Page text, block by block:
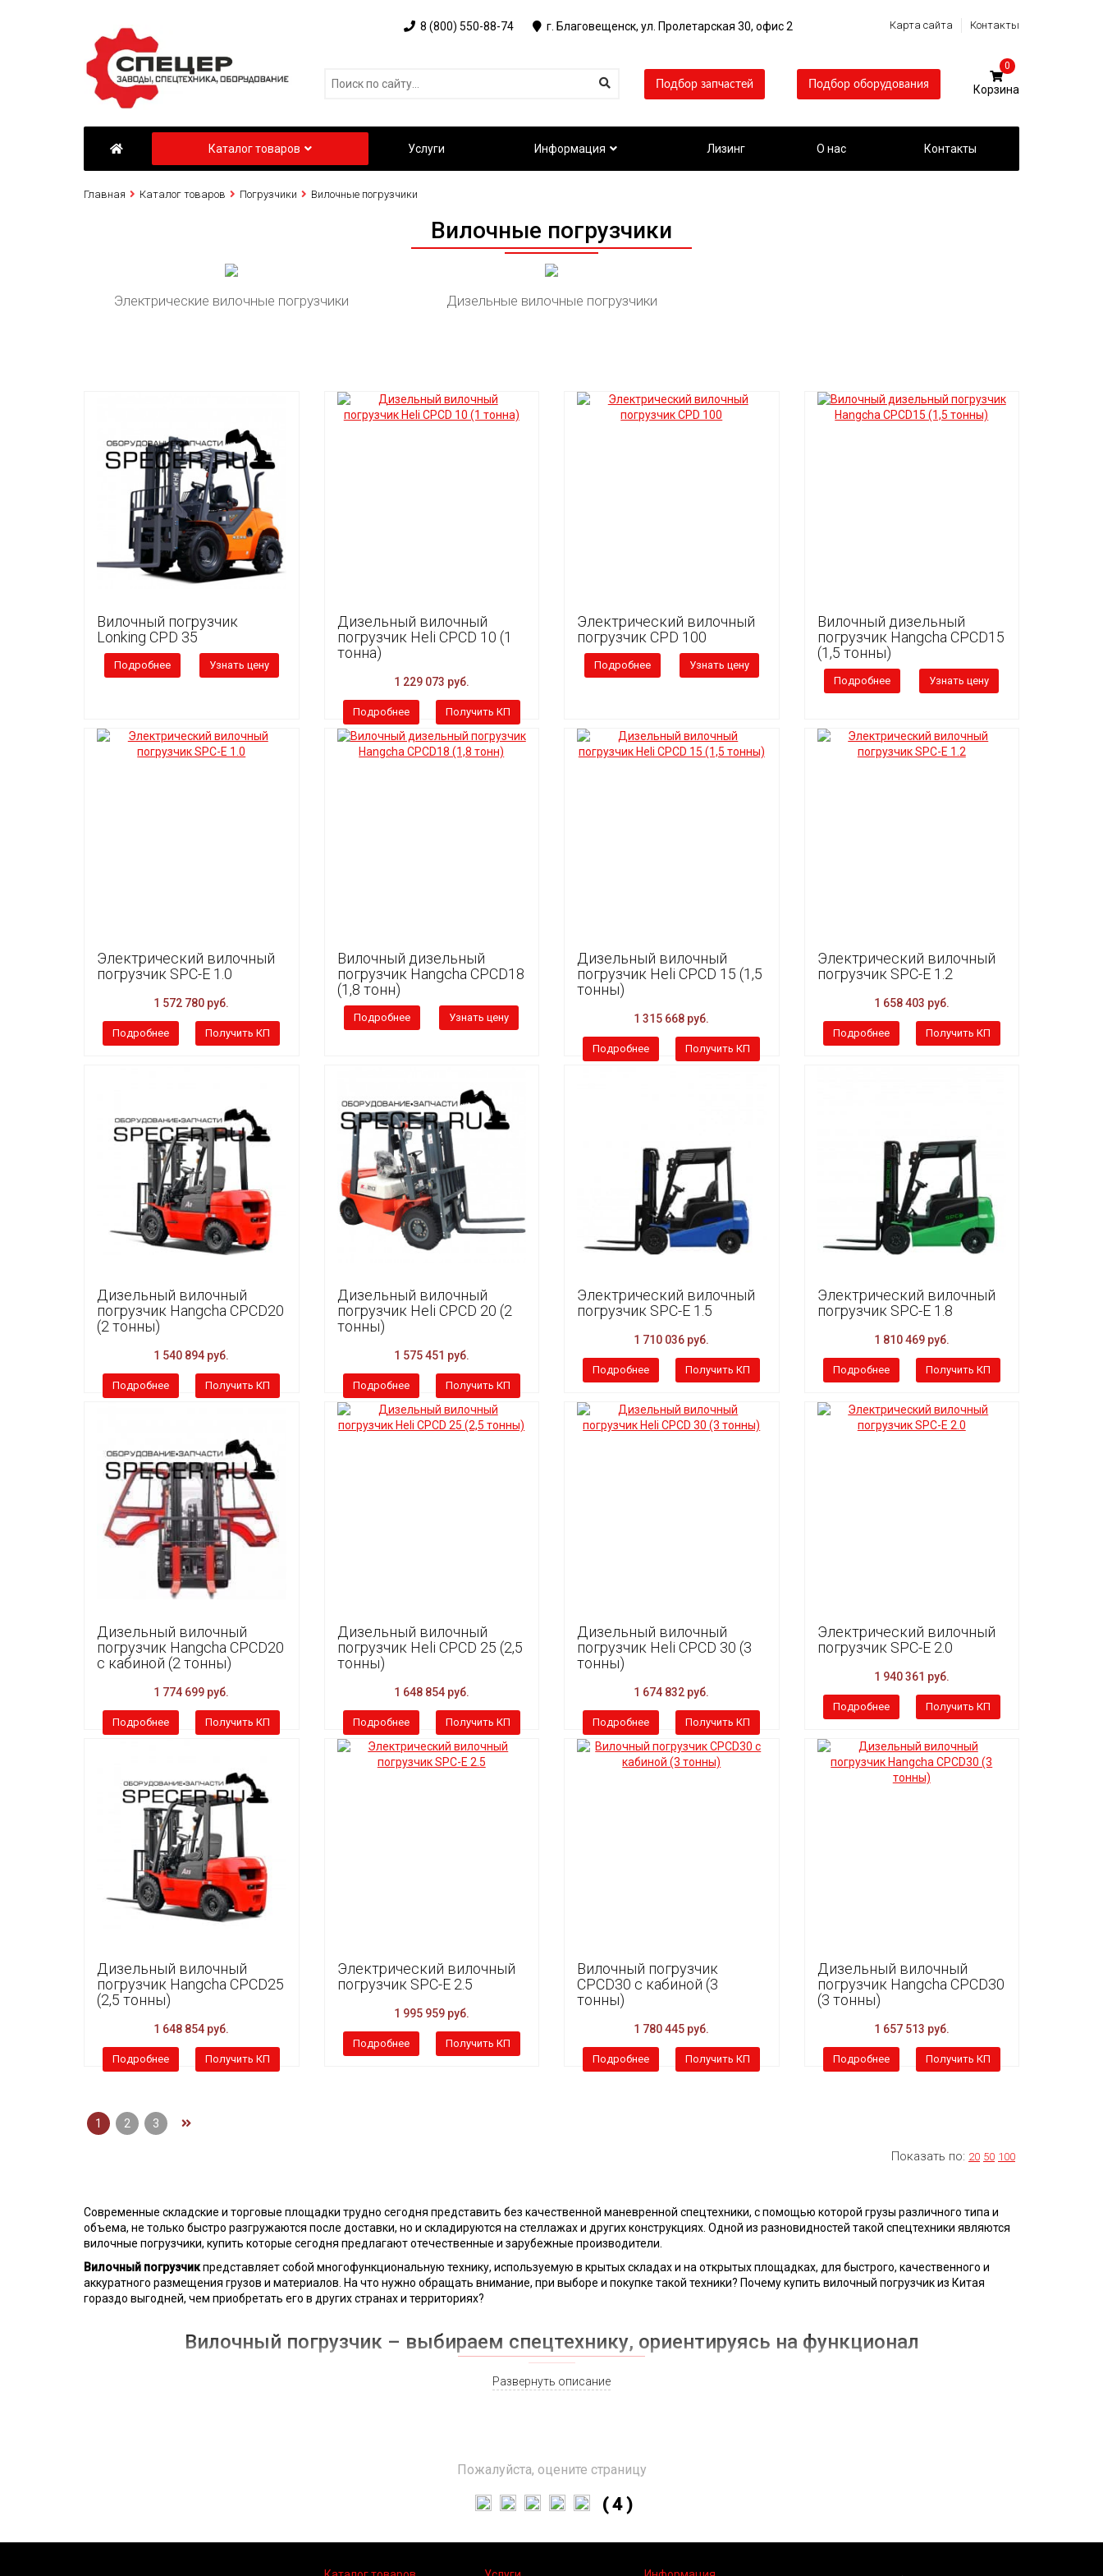
8 (800) 550-88-74 г. Благовещенск, ул. Пролетарская 30, офис 2 Карта сайта Контакты
Подбор запчастей Подбор оборудования
0
Каталог товаров Услуги Информация Лизинг О нас Контакты
Главная Каталог товаров Погрузчики Вилочные погрузчики
Вилочные погрузчики
Электрические вилочные погрузчики Дизельные вилочные погрузчики
Вилочный погрузчик
Lonking СРD 35
Подробнее Узнать цену
Дизельный вилочный
погрузчик Heli CPCD 10 (1
тонна)
1 229 073 руб.
Подробнее Получить КП
Электрический вилочный
погрузчик CPD 100
Подробнее Узнать цену
Вилочный дизельный
погрузчик Hangcha CPCD15
(1,5 тонны)
Подробнее Узнать цену
Электрический вилочный
погрузчик SPC-E 1.0
1 572 780 руб.
Подробнее Получить КП
Вилочный дизельный
погрузчик Hangcha CPCD18
(1,8 тонн)
Подробнее Узнать цену
Дизельный вилочный
погрузчик Heli CPCD 15 (1,5
тонны)
1 315 668 руб.
Подробнее Получить КП
Электрический вилочный
погрузчик SPC-E 1.2
1 658 403 руб.
Подробнее Получить КП
Дизельный вилочный
погрузчик Hangcha CPCD20
(2 тонны)
1 540 894 руб.
Подробнее Получить КП
Дизельный вилочный
погрузчик Heli CPCD 20 (2
тонны)
1 575 451 руб.
Подробнее Получить КП
Электрический вилочный
погрузчик SPC-E 1.5
1 710 036 руб.
Подробнее Получить КП
Электрический вилочный
погрузчик SPC-E 1.8
1 810 469 руб.
Подробнее Получить КП
Дизельный вилочный
погрузчик Hangcha CPCD20
с кабиной (2 тонны)
1 774 699 руб.
Подробнее Получить КП
Дизельный вилочный
погрузчик Heli CPCD 25 (2,5
тонны)
1 648 854 руб.
Подробнее Получить КП
Дизельный вилочный
погрузчик Heli CPCD 30 (3
тонны)
1 674 832 руб.
Подробнее Получить КП
Электрический вилочный
погрузчик SPC-E 2.0
1 940 361 руб.
Подробнее Получить КП
Дизельный вилочный
погрузчик Hangcha CPCD25
(2,5 тонны)
1 648 854 руб.
Подробнее Получить КП
Электрический вилочный
погрузчик SPC-E 2.5
1 995 959 руб.
Подробнее Получить КП
Вилочный погрузчик
CPCD30 с кабиной (3
тонны)
1 780 445 руб.
Подробнее Получить КП
Дизельный вилочный
погрузчик Hangcha CPCD30
(3 тонны)
1 657 513 руб.
Подробнее Получить КП
1 2 3
Показать по: 20 50 100
Современные складские и торговые площадки трудно сегодня представить без качественной маневренной спецтехники, с помощью которой грузы различного типа и
объема, не только быстро разгружаются после доставки, но и складируются на стеллажах и других конструкциях. Одной из разновидностей такой спецтехники являются
вилочные погрузчики, купить которые сегодня предлагают отечественные и зарубежные производители.
Вилочный погрузчикпредставляет собой многофункциональную технику, используемую в крытых складах и на открытых площадках, для быстрого, качественного и
аккуратного размещения грузов и материалов. На что нужно обращать внимание, при выборе и покупке такой техники? Почему купить вилочный погрузчик из Китая
гораздо выгодней, чем приобретать его в других странах и территориях?
Вилочный погрузчик – выбираем спецтехнику, ориентируясь на функционал
Чтобы вилочный погрузчик полностью соответствовал заявленным производственным характеристикам и индивидуальным особенностям складского помещения или
Габариты вилочного погрузчика, в зависимости от параметров складского помещения и проходов между стеллажами.
Независимо от того, какую модель вилочного погрузчика выбирает владелец складского помещения, наша компания готова обеспечить выгодную покупку и
качественную доставку одной или нескольких единиц техники из Китая, от известных, надежных и проверенных производителей.
Развернуть описание
Пожалуйста, оцените страницу
( 4 )